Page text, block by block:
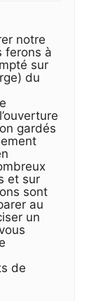
notre
ferons à
sur
du
gardés
et sur
sont
au
un
de